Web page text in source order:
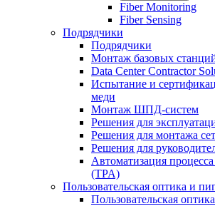
Fiber Monitoring
Fiber Sensing
Подрядчики
Подрядчики
Монтаж базовых
Data Center Contractor
Испытание и
меди
Монтаж ШПД-систем
Решения для
Решения для монтажа
Решения для
Автоматизация
(TPA)
Пользовательская оптика и
Пользовательская